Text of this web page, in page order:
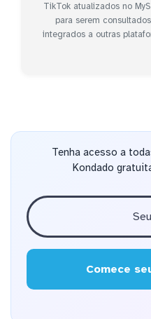
TikTok atualizados no
para serem
integrados a outras
Tenha acesso a
Kondado
Comece